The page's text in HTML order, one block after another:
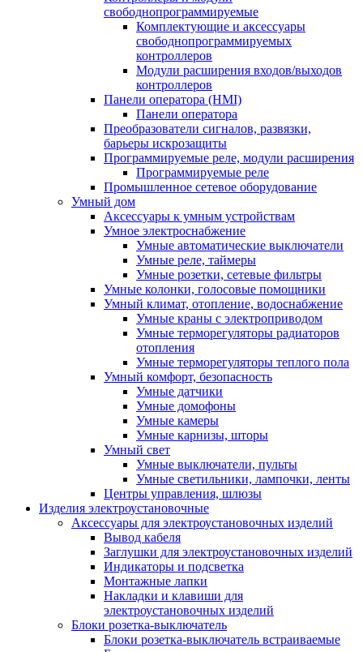
свободнопрограммируемые
Комплектующие и аксессуары
свободнопрограммируемых
контроллеров
Модули расширения входов/выходов
контроллеров
Панели оператора (HMI)
Панели оператора
Преобразователи сигналов, развязки,
барьеры искрозащиты
Программируемые реле, модули расширения
Программируемые реле
Промышленное сетевое оборудование
Умный дом
Аксессуары к умным устройствам
Умное электроснабжение
Умные автоматические выключатели
Умные реле, таймеры
Умные розетки, сетевые фильтры
Умные колонки, голосовые помощники
Умный климат, отопление, водоснабжение
Умные краны с электроприводом
Умные терморегуляторы радиаторов
отопления
Умные терморегуляторы теплого пола
Умный комфорт, безопасность
Умные датчики
Умные домофоны
Умные камеры
Умные карнизы, шторы
Умный свет
Умные выключатели, пульты
Умные светильники, лампочки, ленты
Центры управления, шлюзы
Изделия электроустановочные
Аксессуары для электроустановочных изделий
Вывод кабеля
Заглушки для электроустановочных изделий
Индикаторы и подсветка
Монтажные лапки
Накладки и клавиши для
электроустановочных изделий
Блоки розетка-выключатель
Блоки розетка-выключатель встраиваемые